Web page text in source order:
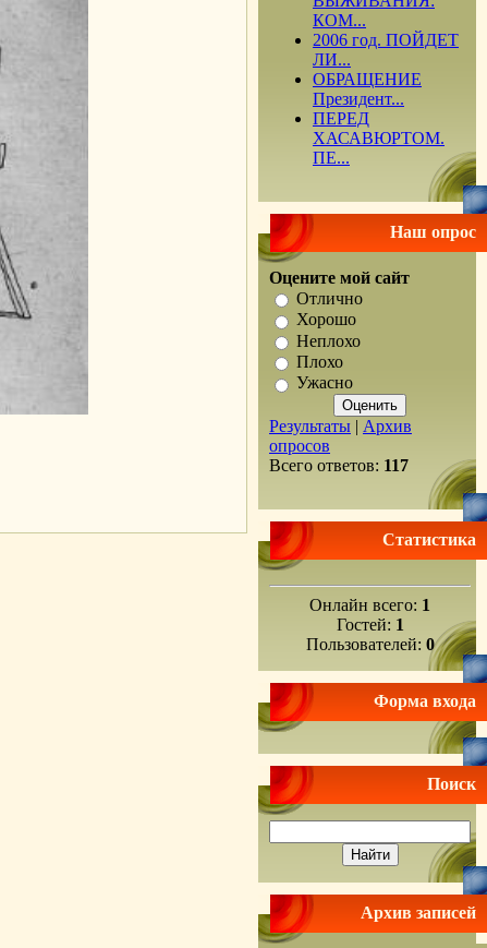
КОМ...
2006 год. ПОЙДЕТ
ЛИ...
ОБРАЩЕНИЕ
Президент...
ПЕРЕД
ХАСАВЮРТОМ.
ПЕ...
Наш опрос
Оцените мой сайт
Отлично
Хорошо
Неплохо
Плохо
Ужасно
Результаты | Архив
опросов
Всего ответов: 117
Статистика
Онлайн всего: 1
Гостей: 1
Пользователей: 0
Форма входа
Поиск
Архив записей